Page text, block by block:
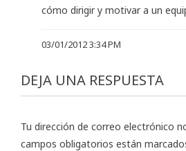
cómo dirigir y motivar a un
03/01/2012 3:34 PM
DEJA UNA RESPUESTA
Tu dirección de correo electrónico
campos obligatorios están